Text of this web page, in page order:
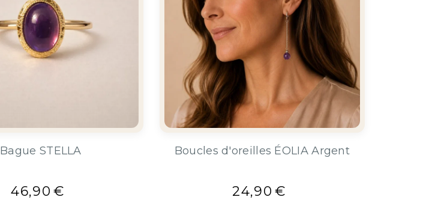
Bague STELLA
46,90 €
Boucles d'oreilles ÉOLIA Argent
24,90 €